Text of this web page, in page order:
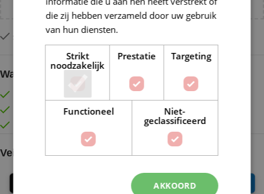
Slechts 2 resterend op voorraad
Waarom kopen bij de Wolkast?
Lage verzendkosten vanaf € 4,99 binnen NL
Gratis verzonden vanaf €55,-
Vóór 16:30 besteld = Zelfde (werk)dag verzonden
Veilig online betalen
die zij hebben verzameld door uw gebruik
van hun diensten.
Strikt
noodzakelijk
Prestatie Targeting
Functioneel
Niet-
geclassificeerd
AKKOORD